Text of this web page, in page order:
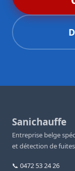
Sanichauffe
Entreprise belge
et détection de
📞 0472 53 24 26